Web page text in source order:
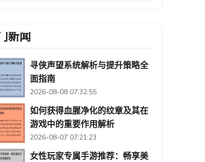
新闻
寻侠声望系统解析与提升策略全
面指南
2026-08-08 07:32:55
如何获得血腥净化的纹章及其在
游戏中的重要作用解析
2026-08-07 07:21:23
女性玩家专属手游推荐：畅享美